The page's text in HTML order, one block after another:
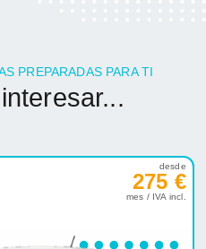
PREPARADAS PARA TI
desde
275 €
mes / IVA incl.